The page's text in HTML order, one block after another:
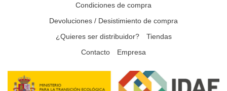
Condiciones de compra
Devoluciones / Desistimiento de compra
¿Quieres ser distribuidor?
Tiendas
Contacto
Empresa